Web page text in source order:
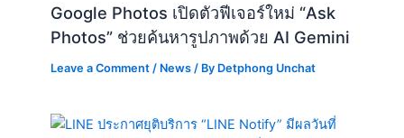
Google Photos เปิดตัวฟีเจอร์ใหม่ “Ask
Photos” ช่วยค้นหารูปภาพด้วย AI Gemini
Leave a Comment / News / By Detphong Unchat